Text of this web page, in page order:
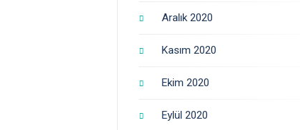
Aralık 2020
Kasım 2020
Ekim 2020
Eylül 2020